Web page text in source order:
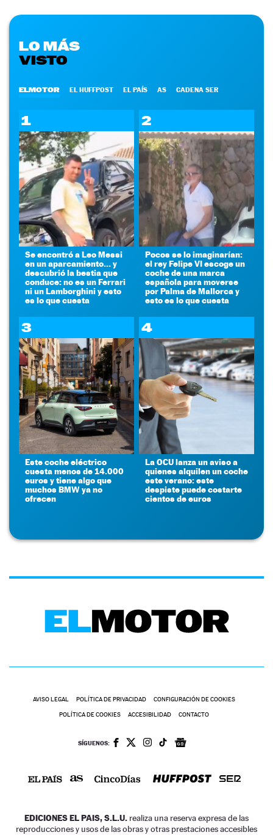
LO MÁS
VISTO
ELMOTOR EL HUFFPOST EL PAÍS AS CADENA SER
1
Se encontró a Leo Messi
en un aparcamiento... y
descubrió la bestia que
conduce: no es un Ferrari
ni un Lamborghini y esto
es lo que cuesta
2
Pocos se lo imaginarían:
el rey Felipe VI escoge un
coche de una marca
española para moverse
por Palma de Mallorca y
esto es lo que cuesta
3
Este coche eléctrico
cuesta menos de 14.000
euros y tiene algo que
muchos BMW ya no
ofrecen
4
La OCU lanza un aviso a
quienes alquilen un coche
este verano: este
despiste puede costarte
cientos de euros
AVISO LEGAL POLÍTICA DE PRIVACIDAD CONFIGURACIÓN DE COOKIES
POLÍTICA DE COOKIES ACCESIBILIDAD CONTACTO
SÍGUENOS:
EDICIONES EL PAIS, S.L.U. realiza una reserva expresa de las
reproducciones y usos de las obras y otras prestaciones accesibles